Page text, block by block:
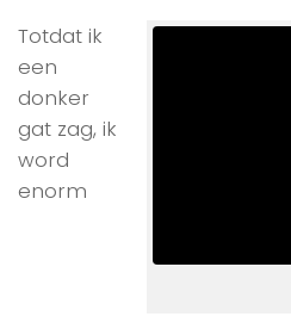
Totdat ik
een
donker
gat zag, ik
word
enorm